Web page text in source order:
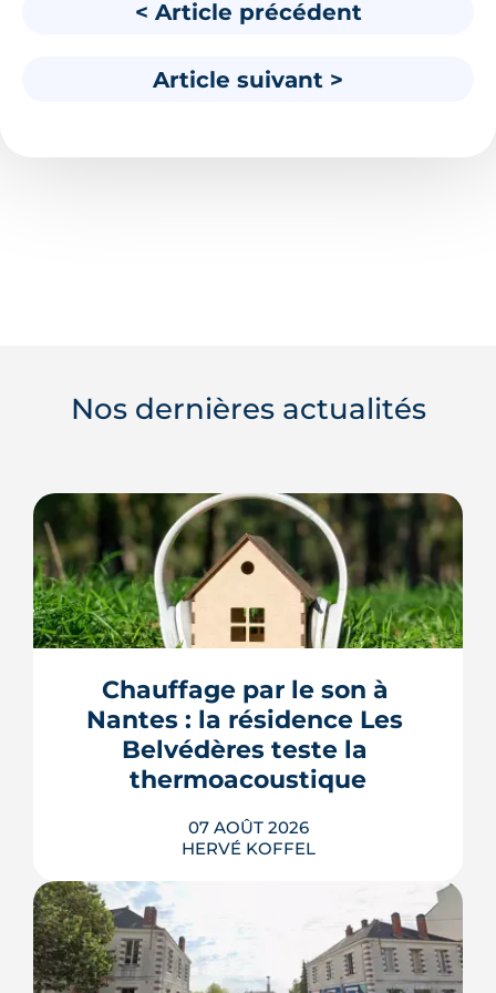
< Article précédent
Article suivant >
Nos dernières actualités
Chauffage par le son à
Nantes : la résidence Les
Belvédères teste la
thermoacoustique
07 AOÛT 2026
HERVÉ KOFFEL
Une start-up nantaise fait produire de